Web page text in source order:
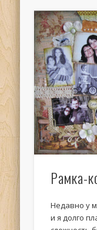
Рамка-
Недавно у
и я долго